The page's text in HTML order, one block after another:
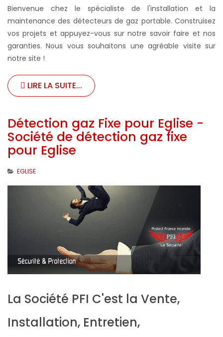
Bienvenue chez le spécialiste de l'installation et la
maintenance des détecteurs de gaz portable. Construisez
vos projets et appuyez-vous sur notre savoir faire et nos
garanties. Nous vous souhaitons une agréable visite sur
notre site !
LIRE LA SUITE...
Détection gaz Fixe pour Eglise -
Société de détection gaz fixe
pour Eglise
EGLISE
La Société PFI C'est la Vente,
Installation, Entretien,